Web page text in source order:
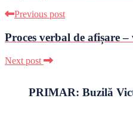
Previous post
Proces verbal de afișare
Next post
PRIMAR: Buzilă